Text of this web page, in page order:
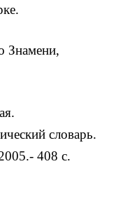
Знамени,
словарь.
408 с.